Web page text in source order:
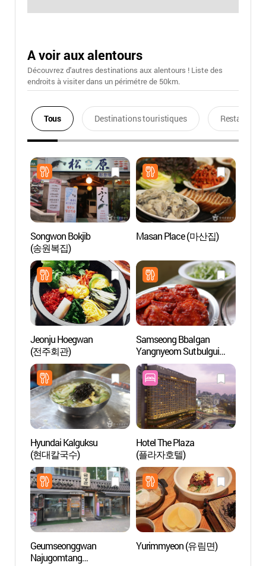
A voir aux alentours
Découvrez d'autres destinations aux alentours ! Liste des
endroits à visiter dans un périmétre de 50km.
Tous Destinations touristiques Restaurants
Songwon Bokjib
(송원복집)
Masan Place (마산집)
Jeonju Hoegwan
(전주회관)
Samseong Bbalgan
Yangnyeom Sutbulgui
(삼성 빨간양념 숯불구이)
Hyundai Kalguksu
(현대칼국수)
Hotel The Plaza
(플라자호텔)
Geumseonggwan
Najugomtang
Yurimmyeon (유림면)